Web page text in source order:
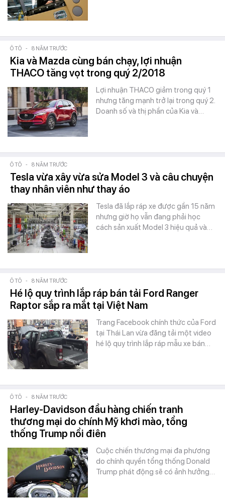
Ô TÔ - 8 NĂM TRƯỚC
Kia và Mazda cùng bán chạy, lợi nhuận
THACO tăng vọt trong quý 2/2018
Lợi nhuận THACO giảm trong quý 1
nhưng tăng mạnh trở lại trong quý 2.
Doanh số và thị phần của Kia và…
Ô TÔ - 8 NĂM TRƯỚC
Tesla vừa xây vừa sửa Model 3 và câu chuyện
thay nhân viên như thay áo
Tesla đã lắp ráp xe được gần 15 năm
nhưng giờ họ vẫn đang phải học
cách sản xuất Model 3 hiệu quả và…
Ô TÔ - 8 NĂM TRƯỚC
Hé lộ quy trình lắp ráp bán tải Ford Ranger
Raptor sắp ra mắt tại Việt Nam
Trang Facebook chính thức của Ford
tại Thái Lan vừa đăng tải một video
hé lộ quy trình lắp ráp mẫu xe bán…
Ô TÔ - 8 NĂM TRƯỚC
Harley-Davidson đầu hàng chiến tranh
thương mại do chính Mỹ khơi mào, tổng
thống Trump nổi điên
Cuộc chiến thương mại đa phương
do chính quyền tổng thống Donald
Trump phát động sẽ có ảnh hưởng…